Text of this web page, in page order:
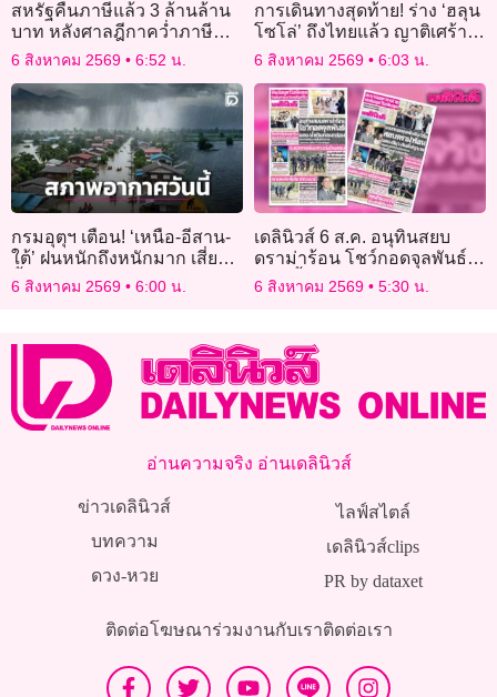
สหรัฐคืนภาษีแล้ว 3 ล้านล้าน
บาท หลังศาลฎีกาคว่ำภาษี
ทรัมป์
6 สิงหาคม 2569 6:52 น.
การเดินทางสุดท้าย! ร่าง ‘ฮลุน
โซโล่’ ถึงไทยแล้ว ญาติเศร้า
รับศพส่งชันสูตร
6 สิงหาคม 2569 6:03 น.
กรมอุตุฯ เตือน! ‘เหนือ-อีสาน-
ใต้’ ฝนหนักถึงหนักมาก เสี่ยง
น้ำท่วมฉับพลัน
6 สิงหาคม 2569 6:00 น.
เดลินิวส์ 6 ส.ค. อนุทินสยบ
ดราม่าร้อน โชว์กอดจุลพันธ์
แดง-น้ำเงินกลมกล่อม
6 สิงหาคม 2569 5:30 น.
อ่านความจริง อ่านเดลินิวส์
ข่าวเดลินิวส์
บทความ
ดวง-หวย
ไลฟ์สไตล์
เดลินิวส์clips
PR by dataxet
ติดต่อโฆษณาร่วมงานกับเราติดต่อเรา